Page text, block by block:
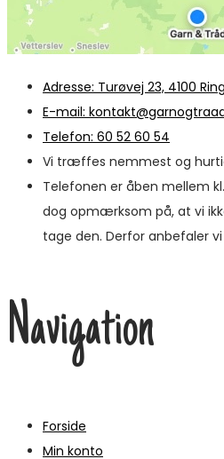
Adresse: Turøvej 23, 4100
E-mail:
Telefon: 60 52 60 54
Vi træffes nemmest og
Telefonen er åben mellem
dog opmærksom på, at vi
tage den. Derfor anbefaler
Navigation
Forside
Min konto